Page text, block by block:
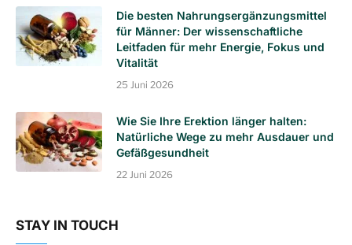
Die besten Nahrungsergänzungsmittel
für Männer: Der wissenschaftliche
Leitfaden für mehr Energie, Fokus und
Vitalität
25 Juni 2026
Wie Sie Ihre Erektion länger halten:
Natürliche Wege zu mehr Ausdauer und
Gefäßgesundheit
22 Juni 2026
STAY IN TOUCH